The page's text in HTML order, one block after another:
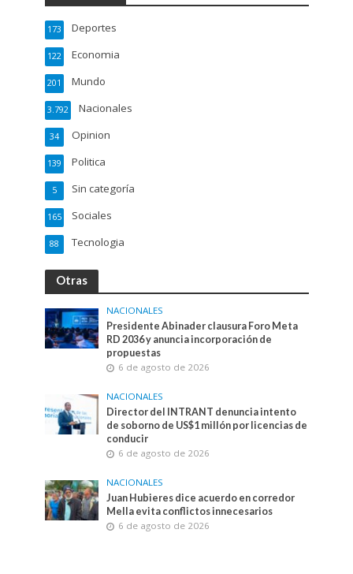
Deportes
173
Economia
122
Mundo
201
Nacionales
3.792
Opinion
34
Politica
139
Sin categoría
5
Sociales
165
Tecnologia
88
Otras
NACIONALES
Presidente Abinader clausura Foro Meta
RD 2036 y anuncia incorporación de
propuestas
6 de agosto de 2026
NACIONALES
Director del INTRANT denuncia intento
de soborno de US$1 millón por licencias de
conducir
6 de agosto de 2026
NACIONALES
Juan Hubieres dice acuerdo en corredor
Mella evita conflictos innecesarios
6 de agosto de 2026